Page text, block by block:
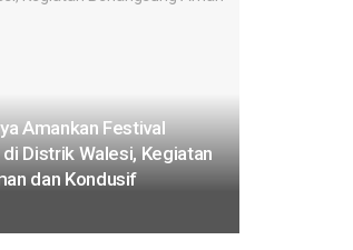
Amankan Festival
Distrik Walesi, Kegiatan
dan Kondusif